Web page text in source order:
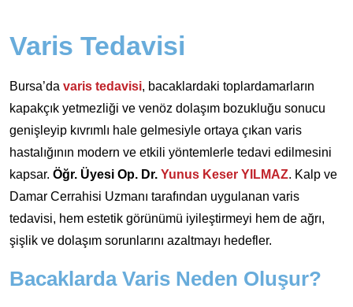
Varis Tedavisi
Bursa’da varis tedavisi, bacaklardaki toplardamarların
kapakçık yetmezliği ve venöz dolaşım bozukluğu sonucu
genişleyip kıvrımlı hale gelmesiyle ortaya çıkan varis
hastalığının modern ve etkili yöntemlerle tedavi edilmesini
kapsar. Öğr. Üyesi Op. Dr. Yunus Keser YILMAZ. Kalp ve
Damar Cerrahisi Uzmanı tarafından uygulanan varis
tedavisi, hem estetik görünümü iyileştirmeyi hem de ağrı,
şişlik ve dolaşım sorunlarını azaltmayı hedefler.
Bacaklarda Varis Neden Oluşur?